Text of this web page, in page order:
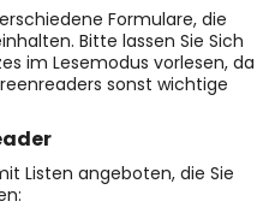
Formulare, die
Bitte lassen Sie Sich
im Lesemodus vorlesen, da
sonst wichtige
Listen angeboten, die Sie